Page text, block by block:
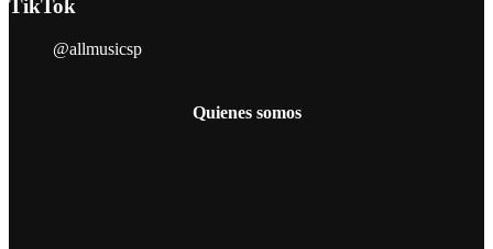
TikTok
@allmusicsp
Quienes somos